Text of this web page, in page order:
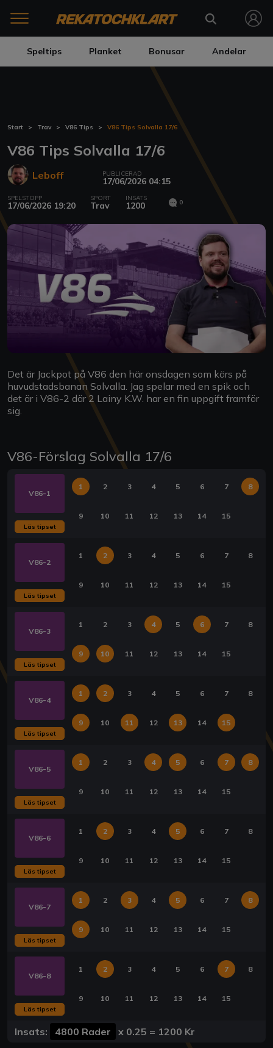
Speltips Planket Bonusar Andelar
Start Trav V86 Tips V86 Tips Solvalla 17/6
V86 Tips Solvalla 17/6
Leboff PUBLICERAD
17/06/2026 04:15
SPELSTOPP
17/06/2026 19:20
SPORT
Trav
INSATS
1200 0
Det är Jackpot på V86 den här onsdagen som körs på
huvudstadsbanan Solvalla. Jag spelar med en spik och
det är i V86-2 där 2 Lainy K.W. har en fin uppgift framför
sig.
V86-Förslag Solvalla 17/6
V86-1
Läs tipset
1 2 3 4 5 6 7 8
9 10 11 12 13 14 15
V86-2
Läs tipset
1 2 3 4 5 6 7 8
9 10 11 12 13 14 15
V86-3
Läs tipset
1 2 3 4 5 6 7 8
9 10 11 12 13 14 15
V86-4
Läs tipset
1 2 3 4 5 6 7 8
9 10 11 12 13 14 15
V86-5
Läs tipset
1 2 3 4 5 6 7 8
9 10 11 12 13 14 15
V86-6
Läs tipset
1 2 3 4 5 6 7 8
9 10 11 12 13 14 15
V86-7
Läs tipset
1 2 3 4 5 6 7 8
9 10 11 12 13 14 15
V86-8
Läs tipset
1 2 3 4 5 6 7 8
9 10 11 12 13 14 15
Insats: 4800 Rader x 0.25 = 1200 Kr